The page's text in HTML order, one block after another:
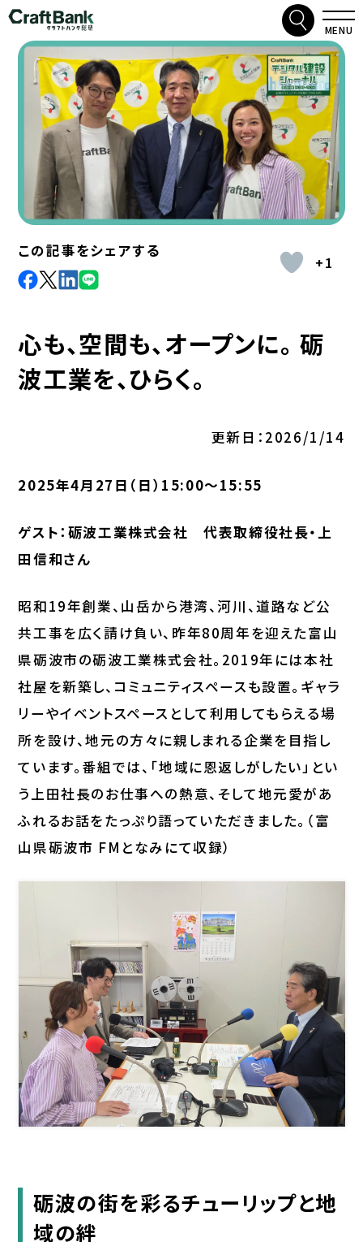
MENU
検索
この記事をシェアする
facebook
X LinkdIn
+1
心も、空間も、オープンに。 砺
波工業を、ひらく。
更新日：2026/1/14
2025年4月27日（日）15:00～15:55
ゲスト：砺波工業株式会社 代表取締役社長・上
田信和さん
昭和19年創業、山岳から港湾、河川、道路など公
共工事を広く請け負い、昨年80周年を迎えた富山
県砺波市の砺波工業株式会社。2019年には本社
社屋を新築し、コミュニティスペースも設置。ギャラ
リーやイベントスペースとして利用してもらえる場
所を設け、地元の方々に親しまれる企業を目指し
ています。番組では、「地域に恩返しがしたい」とい
う上田社長のお仕事への熱意、そして地元愛があ
ふれるお話をたっぷり語っていただきました。（富
山県砺波市 FMとなみにて収録）
砺波の街を彩るチューリップと地
域の絆